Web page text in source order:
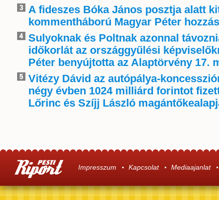
A fideszes Bóka János posztja alatt
kommentháború Magyar Péter
Sulyoknak és Poltnak azonnal
időkorlát az országgyűlési
Péter benyújtotta az Alaptörvény 17.
Vitézy Dávid az autópálya-
négy évben 1024 milliárd forintot
Lőrinc és Szíjj László
Impresszum Kapcsolat Mediaajanlat